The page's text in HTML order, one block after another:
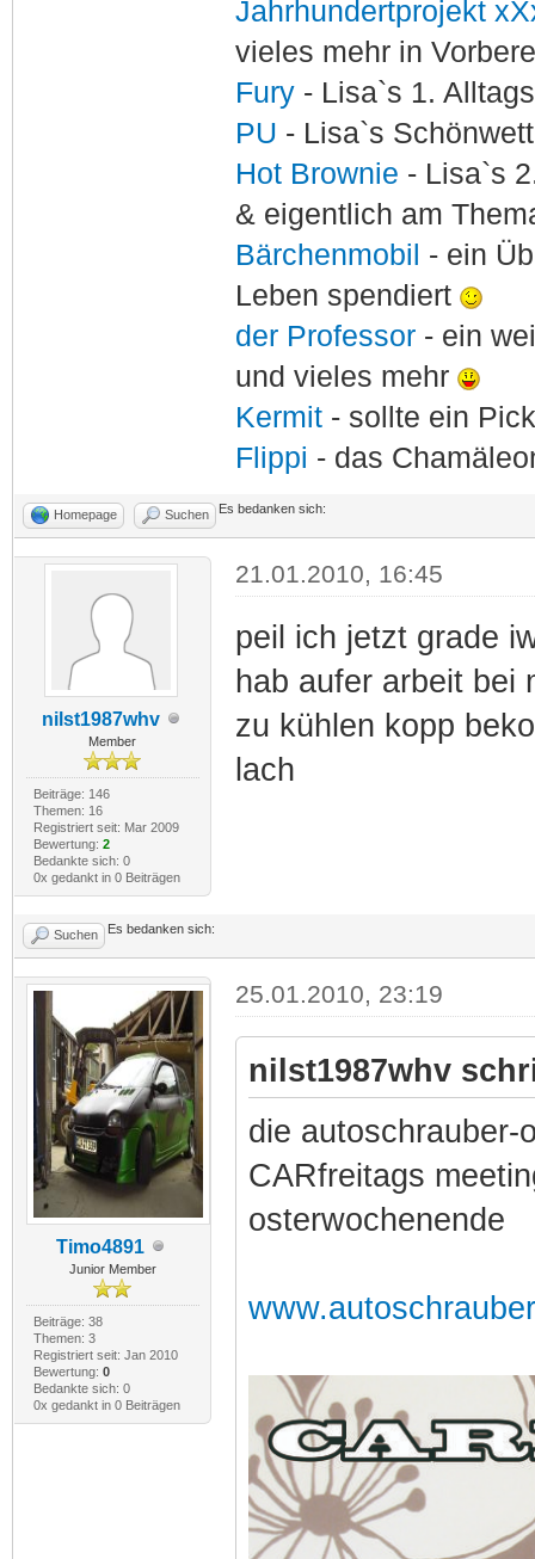
Jahrhundertprojekt
vieles mehr in
Fury - Lisa`s 1.
PU - Lisa`s
Hot Brownie - Lisa`s
& eigentlich am
Bärchenmobil - ein
Leben spendiert
der Professor - ein
und vieles mehr
Kermit- sollte ein
Flippi - das
Homepage Suchen Es bedanken sich:
nilst1987whv
Member
Beiträge: 146
Themen: 16
Registriert seit: Mar 2009
Bewertung: 2
Bedankte sich: 0
0x gedankt in 0 Beiträgen
21.01.2010, 16:45
peil ich jetzt grade
hab aufer arbeit bei
zu kühlen kopp
lach
Suchen Es bedanken sich:
Timo4891
Junior Member
Beiträge: 38
Themen: 3
Registriert seit: Jan 2010
Bewertung: 0
Bedankte sich: 0
0x gedankt in 0 Beiträgen
25.01.2010, 23:19
nilst1987whv
die autoschrauber-
CARfreitags
osterwochenende